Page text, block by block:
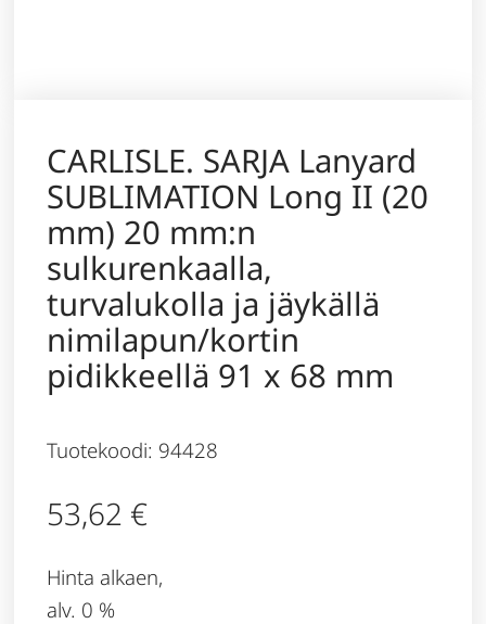
CARLISLE. SARJA Lanyard
SUBLIMATION Long II (20
mm) 20 mm:n
sulkurenkaalla,
turvalukolla ja jäykällä
nimilapun/kortin
pidikkeellä 91 x 68 mm
Tuotekoodi: 94428
53,62 €
Hinta alkaen,
alv. 0 %